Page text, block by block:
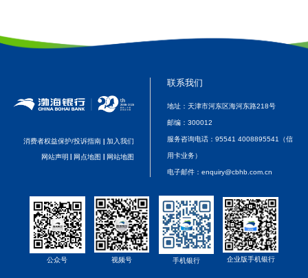
消费者权益保护/投诉指南 加入我们
网站声明 网点地图 网站地图
联系我们
地址：天津市河东区海河东路218号
邮编： 300012
服务咨询电话： 95541 4008895541（信
用卡业务）
电子邮件： enquiry@cbhb.com.cn
公众号 视频号 手机银行 企业版手机银行